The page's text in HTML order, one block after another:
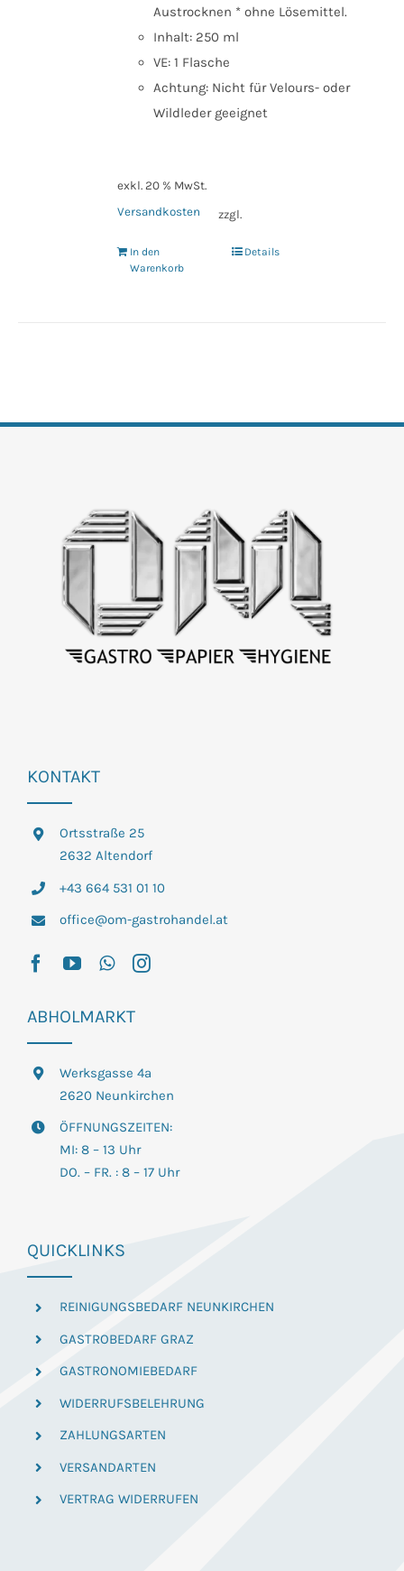
Austrocknen * ohne Lösemittel.
Inhalt: 250 ml
VE: 1 Flasche
Achtung: Nicht für Velours- oder
Wildleder geeignet
exkl. 20 % MwSt.
zzgl.
Versandkosten
In den
Warenkorb
Details
KONTAKT
Ortsstraße 25
2632 Altendorf
+43 664 531 01 10
office@om-gastrohandel.at
ABHOLMARKT
Werksgasse 4a
2620 Neunkirchen
ÖFFNUNGSZEITEN:
MI: 8 – 13 Uhr
DO. – FR. : 8 – 17 Uhr
QUICKLINKS
REINIGUNGSBEDARF NEUNKIRCHEN
GASTROBEDARF GRAZ
GASTRONOMIEBEDARF
WIDERRUFSBELEHRUNG
ZAHLUNGSARTEN
VERSANDARTEN
VERTRAG WIDERRUFEN